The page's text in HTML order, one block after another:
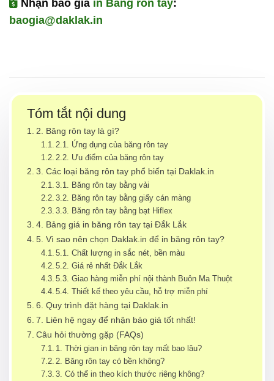
Nhận báo giá in Băng rôn tay:
baogia@daklak.in
Tóm tắt nội dung
2. Băng rôn tay là gì?
2.1. Ứng dụng của băng rôn tay
2.2. Ưu điểm của băng rôn tay
3. Các loại băng rôn tay phổ biến tại Daklak.in
3.1. Băng rôn tay bằng vải
3.2. Băng rôn tay bằng giấy cán màng
3.3. Băng rôn tay bằng bạt Hiflex
4. Bảng giá in băng rôn tay tại Đắk Lắk
5. Vì sao nên chọn Daklak.in để in băng rôn tay?
5.1. Chất lượng in sắc nét, bền màu
5.2. Giá rẻ nhất Đắk Lắk
5.3. Giao hàng miễn phí nội thành Buôn Ma Thuột
5.4. Thiết kế theo yêu cầu, hỗ trợ miễn phí
6. Quy trình đặt hàng tại Daklak.in
7. Liên hệ ngay để nhận báo giá tốt nhất!
Câu hỏi thường gặp (FAQs)
1. Thời gian in băng rôn tay mất bao lâu?
2. Băng rôn tay có bền không?
3. Có thể in theo kích thước riêng không?